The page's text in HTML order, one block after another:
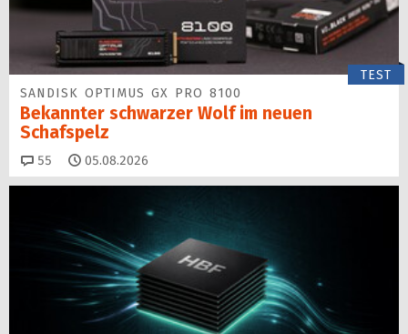
TEST
SANDISK OPTIMUS GX PRO 8100
Bekannter schwarzer Wolf im neuen
Schafspelz
55 Kommentare
05.08.2026